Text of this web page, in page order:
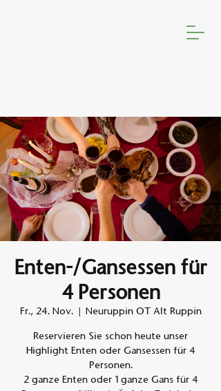
Enten-/Gansessen für
4 Personen
Fr., 24. Nov.
  |
Neuruppin OT Alt Ruppin
Reservieren Sie schon heute unser
Highlight Enten oder Gansessen für 4
Personen.
2 ganze Enten oder 1 ganze Gans für 4